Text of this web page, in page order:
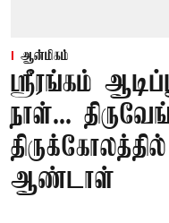
ஆன்மிகம்
ஸ்ரீரங்கம்
நாள்...
ஆண்டாள்